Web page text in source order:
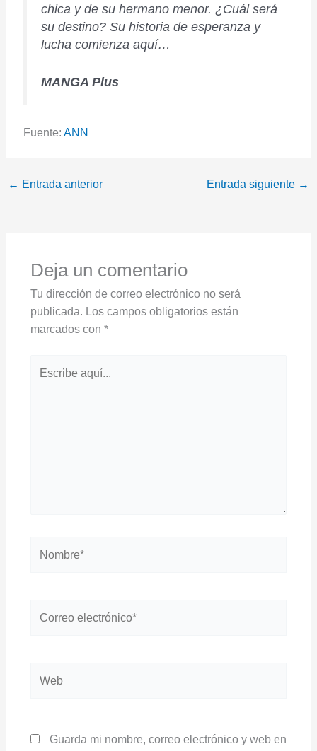
chica y de su hermano menor. ¿Cuál será
su destino? Su historia de esperanza y
lucha comienza aquí…
MANGA Plus
Fuente: ANN
← Entrada anterior Entrada siguiente →
Deja un comentario
Tu dirección de correo electrónico no será
publicada. Los campos obligatorios están
marcados con *
aquí...
electrónico*
Guarda mi nombre, correo electrónico y web en